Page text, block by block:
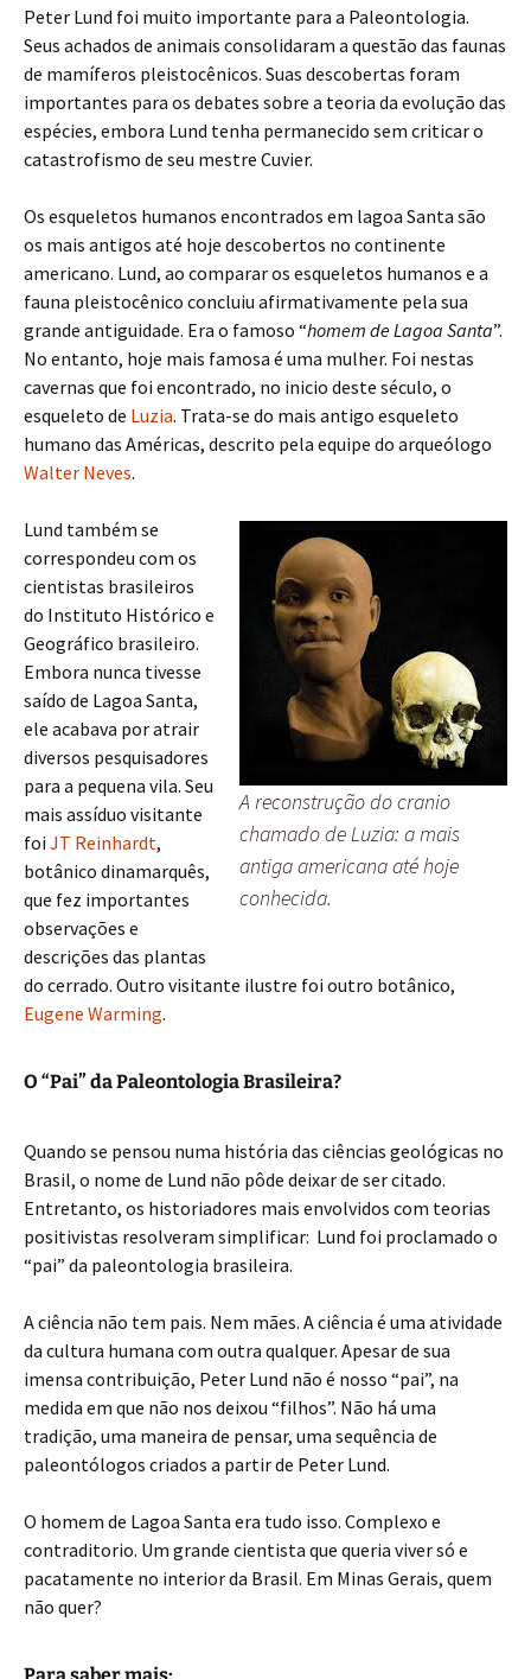
Peter Lund foi muito importante para a Paleontologia.
Seus achados de animais consolidaram a questão das faunas
de mamíferos pleistocênicos. Suas descobertas foram
importantes para os debates sobre a teoria da evolução das
espécies, embora Lund tenha permanecido sem criticar o
catastrofismo de seu mestre Cuvier.
Os esqueletos humanos encontrados em lagoa Santa são
os mais antigos até hoje descobertos no continente
americano. Lund, ao comparar os esqueletos humanos e a
fauna pleistocênico concluiu afirmativamente pela sua
grande antiguidade. Era o famoso “homem de Lagoa Santa”.
No entanto, hoje mais famosa é uma mulher. Foi nestas
cavernas que foi encontrado, no inicio deste século, o
esqueleto de Luzia. Trata-se do mais antigo esqueleto
humano das Américas, descrito pela equipe do arqueólogo
Walter Neves.
A reconstrução do cranio
chamado de Luzia: a mais
antiga americana até hoje
conhecida.
Lund também se
correspondeu com os
cientistas brasileiros
do Instituto Histórico e
Geográfico brasileiro.
Embora nunca tivesse
saído de Lagoa Santa,
ele acabava por atrair
diversos pesquisadores
para a pequena vila. Seu
mais assíduo visitante
foi JT Reinhardt,
botânico dinamarquês,
que fez importantes
observações e
descrições das plantas
do cerrado. Outro visitante ilustre foi outro botânico,
Eugene Warming.
O “Pai” da Paleontologia Brasileira?
Quando se pensou numa história das ciências geológicas no
Brasil, o nome de Lund não pôde deixar de ser citado.
Entretanto, os historiadores mais envolvidos com teorias
positivistas resolveram simplificar: Lund foi proclamado o
“pai” da paleontologia brasileira.
A ciência não tem pais. Nem mães. A ciência é uma atividade
da cultura humana com outra qualquer. Apesar de sua
imensa contribuição, Peter Lund não é nosso “pai”, na
medida em que não nos deixou “filhos”. Não há uma
tradição, uma maneira de pensar, uma sequência de
paleontólogos criados a partir de Peter Lund.
O homem de Lagoa Santa era tudo isso. Complexo e
contraditorio. Um grande cientista que queria viver só e
pacatamente no interior da Brasil. Em Minas Gerais, quem
não quer?